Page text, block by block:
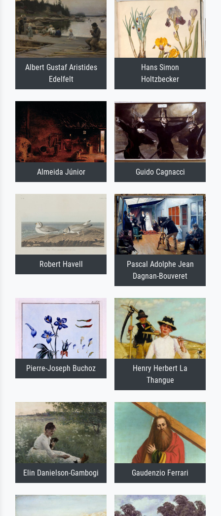
Albert Gustaf Aristides
Edelfelt
Hans Simon
Holtzbecker
Almeida Júnior Guido Cagnacci
Robert Havell
Pascal Adolphe Jean
Dagnan-Bouveret
Pierre-Joseph Buchoz
Henry Herbert La
Thangue
Elin Danielson-Gambogi Gaudenzio Ferrari